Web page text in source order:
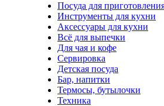
Посуда для
Инструменты для кухни
Аксессуары для кухни
Всё для выпечки
Для чая и кофе
Сервировка
Детская посуда
Бар, напитки
Термосы, бутылочки
Техника